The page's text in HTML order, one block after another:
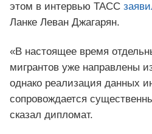
этом в интервью ТАСС
Ланке Леван Джагарян.
«В настоящее время
мигрантов уже направлены
однако реализация данных
сопровождается
сказал дипломат.